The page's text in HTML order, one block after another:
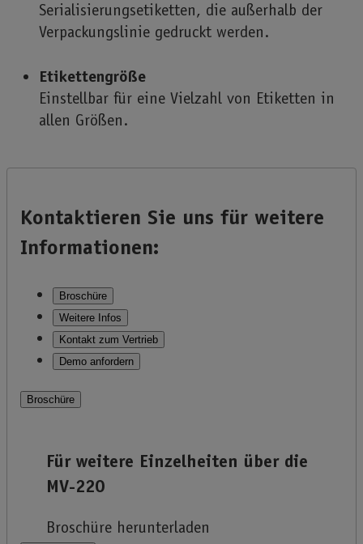
Serialisierungsetiketten, die außerhalb der
Verpackungslinie gedruckt werden.
Etikettengröße
Einstellbar für eine Vielzahl von Etiketten in
allen Größen.
Kontaktieren Sie uns für weitere
Informationen:
Broschüre
Weitere Infos
Kontakt zum Vertrieb
Demo anfordern
Broschüre
Für weitere Einzelheiten über die
MV-220
Broschüre herunterladen